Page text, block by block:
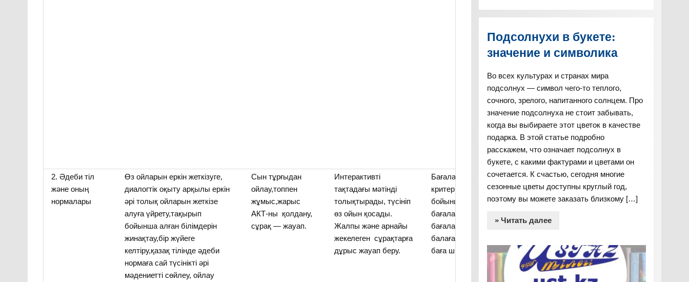
тапсырмалар
Бағалау
критерилерін
оқушыларға
таратып,
олармен бірлесе
отыра білімдерін
бағалау.
2. Әдеби тіл
және оның
нормалары
Өз ойларын еркін жеткізуге,
диалогтік оқыту арқылы еркін
әрі толық ойларын жеткізе
алуға үйрету,тақырып
бойынша алған білімдерін
жинақтау,бір жүйеге
келтіру,қазақ тілінде әдеби
нормаға сай түсінікті әрі
мәдениетті сөйлеу, ойлау
Сын тұрғыдан
ойлау,топпен
жұмыс,жарыс
АКТ-ны қолдану,
сұрақ — жауап.
Интерактивті
тақтадағы мәтінді
толықтырады, түсініп
өз ойын қосады.
Жалпы және арнайы
жекелеген сұрақтарға
дұрыс жауап беру.
Бағалау
критерийлері
бойынша
бағалау,оқыту үшін
бағалау. Жеке
балаға суммативтік
баға шығару.
Диалог арқылы
өткенді еске
түсіру,
әрқатарларды
қадағалау.
Сұрақтарды
жүйелеп
көрнекілік
құралдар.,
интерактивті тақта,
стикерлер
Подсолнухи в букете:
значение и символика
Во всех культурах и странах мира
подсолнух — символ чего-то теплого,
сочного, зрелого, напитанного солнцем. Про
значение подсолнуха не стоит забывать,
когда вы выбираете этот цветок в качестве
подарка. В этой статье подробно
расскажем, что означает подсолнух в
букете, с какими фактурами и цветами он
сочетается. К счастью, сегодня многие
сезонные цветы доступны круглый год,
поэтому вы можете заказать близкому […]
» Читать далее